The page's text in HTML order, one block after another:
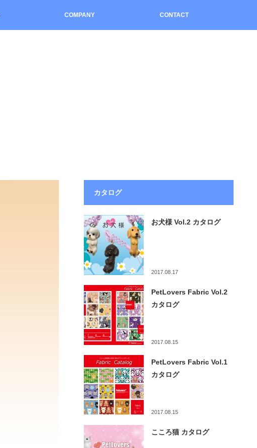
COMPANY CONTACT
カタログ
お犬様 Vol.2 カタログ
2017.08.17
PetLovers Fabric Vol.2
カタログ
2017.08.15
PetLovers Fabric Vol.1
カタログ
2017.08.15
こころ猫 カタログ